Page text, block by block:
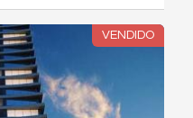
VENDIDO